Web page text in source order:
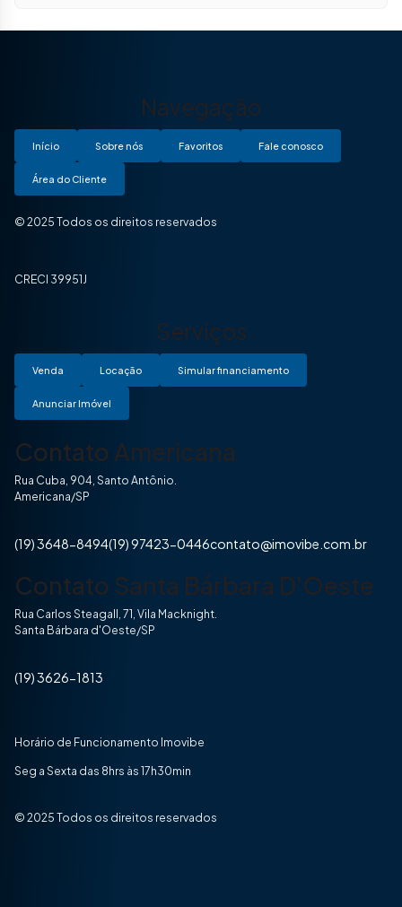
Navegação
Início Sobre nós Favoritos Fale conosco
Área do Cliente
© 2025 Todos os direitos reservados
CRECI 39951J
Serviços
Venda Locação Simular financiamento
Anunciar Imóvel
Contato Americana
Rua Cuba, 904, Santo Antônio.
Americana/SP
(19) 3648-8494(19) 97423-0446contato@imovibe.com.br
Contato Santa Bárbara D'Oeste
Rua Carlos Steagall, 71, Vila Macknight.
Santa Bárbara d'Oeste/SP
(19) 3626-1813
Horário de Funcionamento Imovibe
Seg a Sexta das 8hrs às 17h30min
© 2025 Todos os direitos reservados